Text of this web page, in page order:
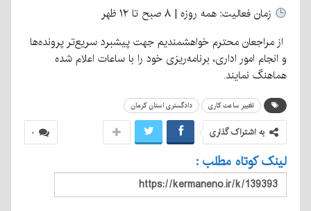
زمان فعالیت: همه روزه | ۸ صبح تا ۱۲ ظهر
‌ از مراجعان محترم خواهشمندیم جهت پیشبرد سریع‌تر پرونده‌ها
و انجام امور اداری، برنامه‌ریزی خود را با ساعات اعلام شده
هماهنگ نمایند.
تغییر ساعت کاری دادگستری استان کرمان
۰ به اشتراک گذاری
لینک کوتاه مطلب :